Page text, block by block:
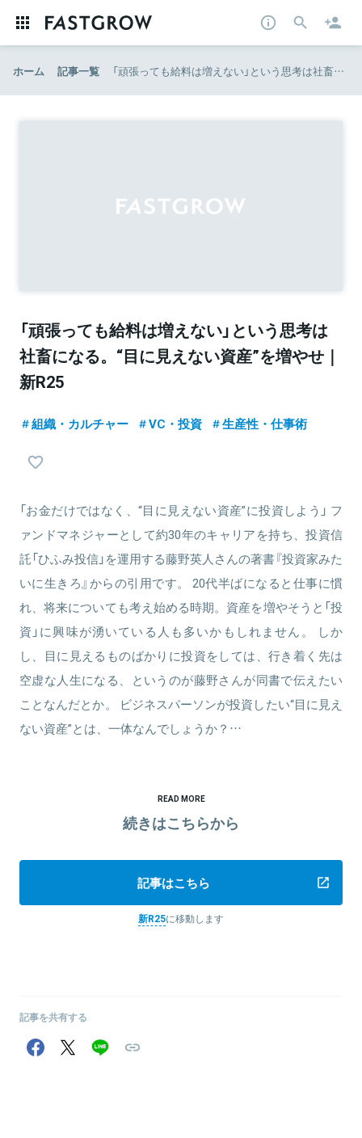
ホーム 記事一覧 「頑張っても給料は増えない」という思考は社畜になる。“目に見えない資産”を増やせ｜新R25
「頑張っても給料は増えない」という思考は
社畜になる。“目に見えない資産”を増やせ｜
新R25
組織・カルチャー VC・投資 生産性・仕事術
「お金だけではなく、“目に見えない資産”に投資しよう」 フ
ァンドマネジャーとして約30年のキャリアを持ち、投資信
託「ひふみ投信」を運用する藤野英人さんの著書『投資家みた
いに生きろ』からの引用です。 20代半ばになると仕事に慣
れ、将来についても考え始める時期。資産を増やそうと「投
資」に興味が湧いている人も多いかもしれません。 しか
し、目に見えるものばかりに投資をしては、行き着く先は
空虚な人生になる、というのが藤野さんが同書で伝えたい
ことなんだとか。 ビジネスパーソンが投資したい“目に見え
ない資産”とは、一体なんでしょうか？…
READ MORE
続きはこちらから
記事はこちら
新R25に移動します
記事を共有する